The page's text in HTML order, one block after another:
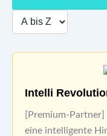
Intelli
[Premium-
eine intelligente